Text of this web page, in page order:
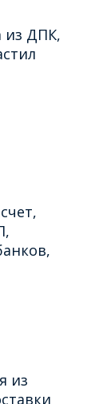
из ДПК,
из